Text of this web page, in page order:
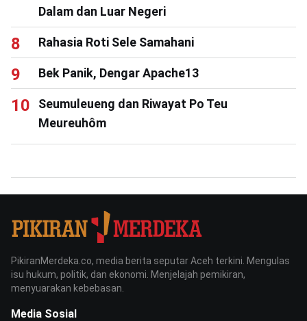
Dalam dan Luar Negeri
Rahasia Roti Sele Samahani
Bek Panik, Dengar Apache13
Seumuleueng dan Riwayat Po Teu
Meureuhôm
PikiranMerdeka.co, media berita seputar Aceh terkini. Mengulas
isu hukum, politik, dan ekonomi. Menjelajah pemikiran,
menyuarakan kebebasan.
Media Sosial